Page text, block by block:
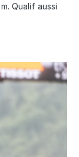
Qualif aussi